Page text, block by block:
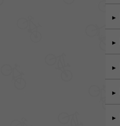
►
►
►
►
►